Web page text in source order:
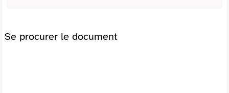
Se procurer le document